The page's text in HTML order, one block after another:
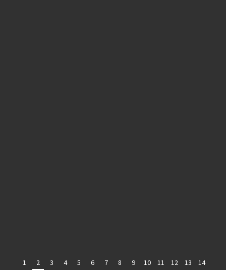
1 2 3 4 5 6 7 8 9 10 11 12 13 14